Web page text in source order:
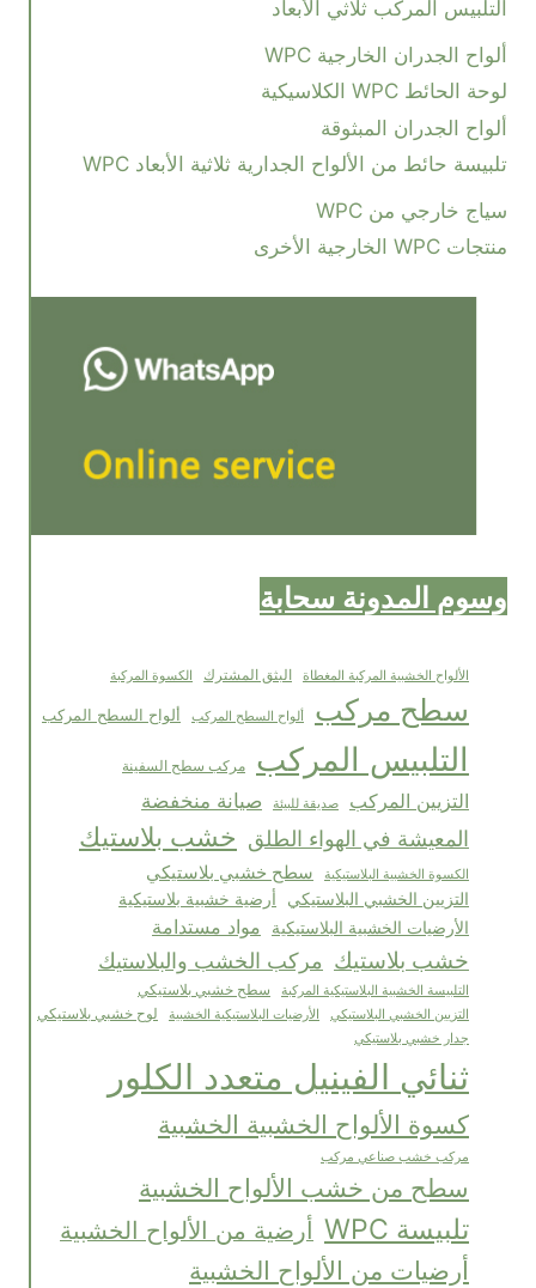
التلبيس المركب ثلاثي الأبعاد
ألواح الجدران الخارجية WPC
لوحة الحائط WPC الكلاسيكية
ألواح الجدران المبثوقة
تلبيسة حائط من الألواح الجدارية ثلاثية الأبعاد WPC
سياج خارجي من WPC
منتجات WPC الخارجية الأخرى
وسوم المدونة سحابة
الألواح الخشبية المركبة المغطاة البثق المشترك الكسوة المركبة
سطح مركب ألواح السطح المركب ألواح السطح المركب
التلبيس المركب مركب سطح السفينة
التزيين المركب صديقة للبيئة صيانة منخفضة
المعيشة في الهواء الطلق خشب بلاستيك
الكسوة الخشبية البلاستيكية سطح خشبي بلاستيكي
التزيين الخشبي البلاستيكي
أرضية خشبية بلاستيكية
الأرضيات الخشبية البلاستيكية
مواد مستدامة
خشب بلاستيك مركب الخشب والبلاستيك
التلبيسة الخشبية البلاستيكية المركبة سطح خشبي بلاستيكي
التزيين الخشبي البلاستيكي الأرضيات البلاستيكية الخشبية لوح خشبي بلاستيكي
جدار خشبي بلاستيكي
ثنائي الفينيل متعدد الكلور
كسوة الألواح الخشبية الخشبية
مركب خشب صناعي مركب
سطح من خشب الألواح الخشبية
تلبيسة WPC أرضية من الألواح الخشبية
أرضيات من الألواح الخشبية